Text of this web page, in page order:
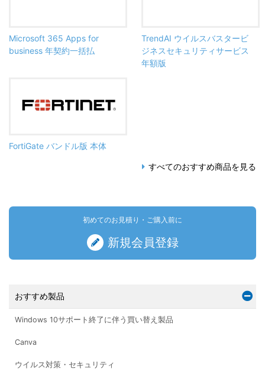
Microsoft 365 Apps for
business 年契約一括払
TrendAI ウイルスバスタービ
ジネスセキュリティサービス
年額版
FortiGate バンドル版 本体
すべてのおすすめ商品を見る
初めてのお見積り・ご購入前に
新規会員登録
おすすめ製品
Windows 10サポート終了に伴う買い替え製品
Canva
ウイルス対策・セキュリティ